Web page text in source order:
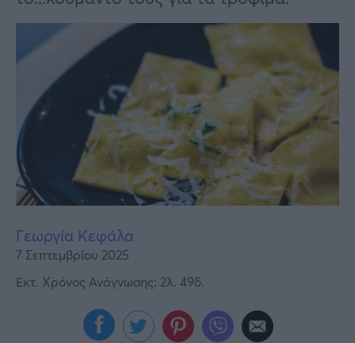
Γυναίκα
Καιρός
Γεωργία Κεφάλα
7 Σεπτεμβρίου 2025
Εκτ. Χρόνος Ανάγνωσης: 2λ. 49δ.